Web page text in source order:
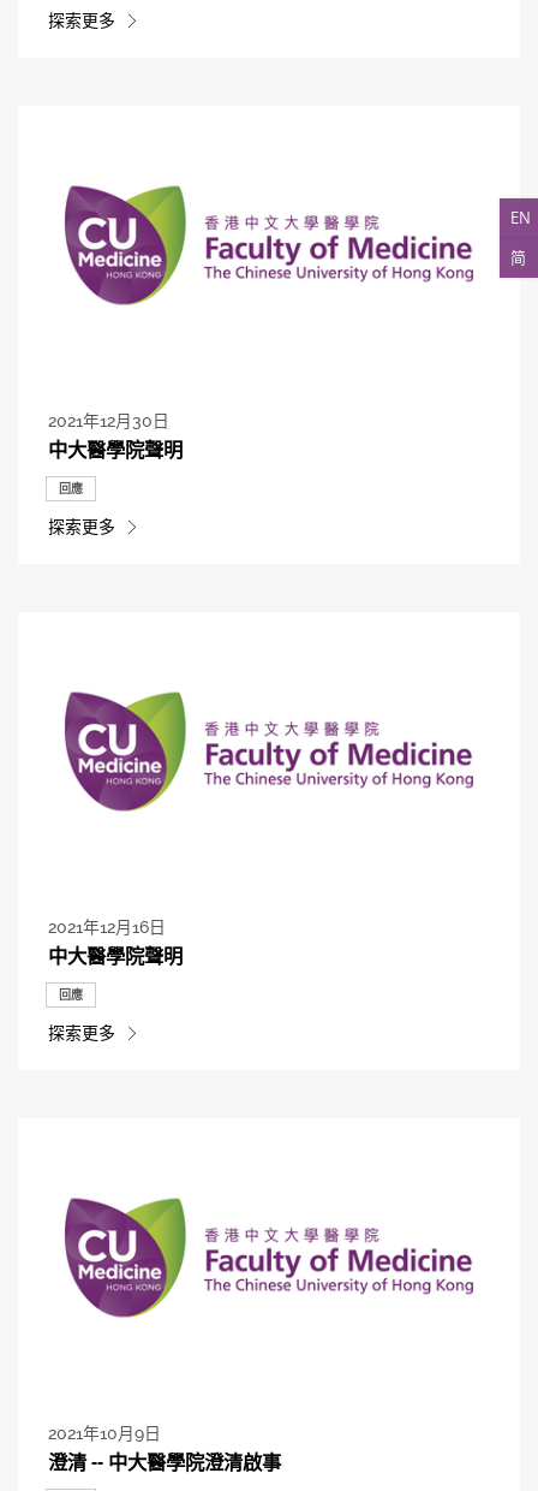
EN
简
探索更多
2021年12月30日
中大醫學院聲明
回應
探索更多
2021年12月16日
中大醫學院聲明
回應
探索更多
2021年10月9日
澄清 -- 中大醫學院澄清啟事